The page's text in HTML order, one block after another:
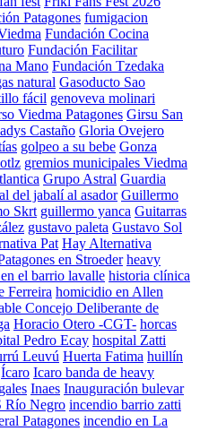
Patagones fumigacion
Fundación Cocina
Fundación Facilitar
Mano Fundación Tzedaka
natural Gasoducto Sao
fácil genoveva molinari
Viedma Patagones Girsu San
Castaño Gloria Ovejero
golpeo a su bebe Gonza
gremios municipales Viedma
Grupo Astral Guardia
del jabalí al asador Guillermo
Skrt guillermo yanca Guitarras
gustavo paleta Gustavo Sol
Pat Hay Alternativa
en Stroeder heavy
el barrio lavalle historia clínica
Ferreira homicidio en Allen
Concejo Deliberante de
Horacio Otero -CGT- horcas
Pedro Ecay hospital Zatti
Leuvú Huerta Fatima huillín
Ícaro Icaro banda de heavy
Inaes Inauguración bulevar
Río Negro incendio barrio zatti
Patagones incendio en La